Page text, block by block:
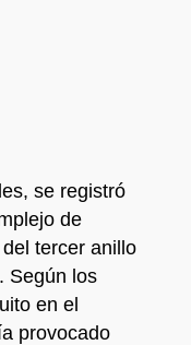
se registró
de
tercer anillo
Según los
en el
provocado